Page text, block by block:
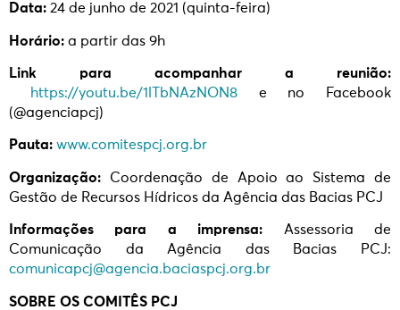
Data: 24 de junho de 2021 (quinta-feira)
Horário: a partir das 9h
Link para acompanhar a reunião:
https://youtu.be/1lTbNAzNON8e no Facebook
(@agenciapcj)
Pauta: www.comitespcj.org.br
Organização: Coordenação de Apoio ao Sistema de
Gestão de Recursos Hídricos da Agência das Bacias PCJ
Informações para a imprensa: Assessoria de
Comunicação da Agência das Bacias PCJ:
comunicapcj@agencia.baciaspcj.org.br
SOBRE OS COMITÊS PCJ